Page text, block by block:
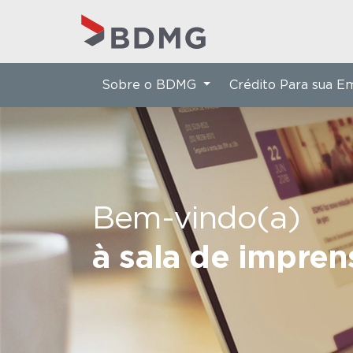
Bem-vindo(a)
à sala de
Sobre o BDMG Crédito Para sua